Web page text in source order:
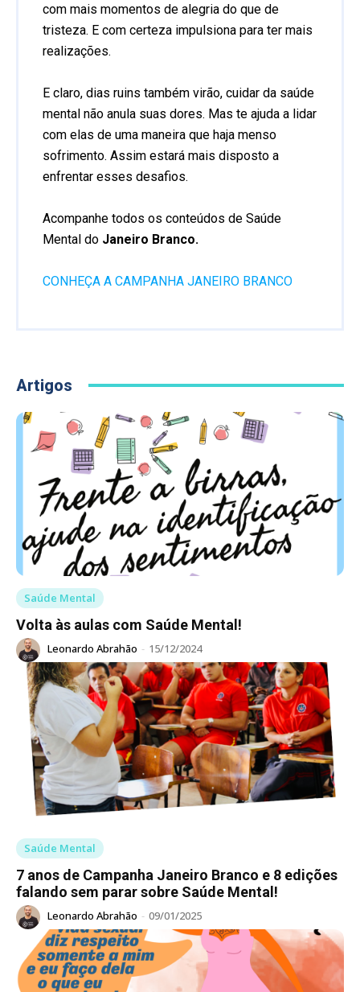
com mais momentos de alegria do que de
tristeza. E com certeza impulsiona para ter mais
realizações.
E claro, dias ruins também virão, cuidar da saúde
mental não anula suas dores. Mas te ajuda a lidar
com elas de uma maneira que haja menso
sofrimento. Assim estará mais disposto a
enfrentar esses desafios.
Acompanhe todos os conteúdos de Saúde
Mental do Janeiro Branco.
CONHEÇA A CAMPANHA JANEIRO BRANCO
Artigos
Saúde Mental
Volta às aulas com Saúde Mental!
Leonardo Abrahão - 15/12/2024
Saúde Mental
7 anos de Campanha Janeiro Branco e 8 edições
falando sem parar sobre Saúde Mental!
Leonardo Abrahão - 09/01/2025